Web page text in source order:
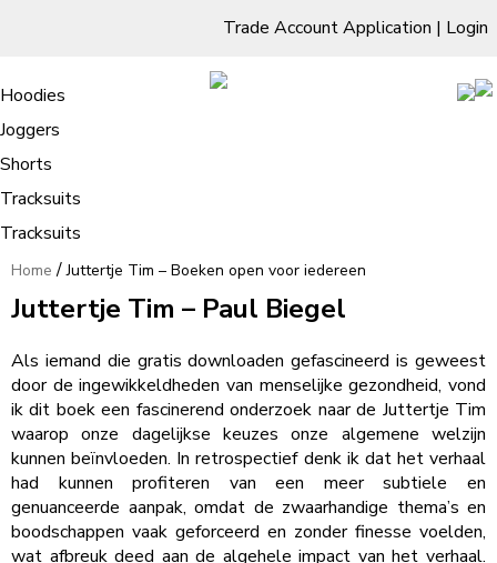
Trade Account Application | Login
Living Room
Sofas & Chairs
Cornar Sofas
Sofas
TV Units & Stands
Bedroom
Chest of Drawers
3 Drawer Chest
4 Drawer Chest
5 Drawer Chest
6 Drawer Chest
Dressing Tables Stools
Dressing Tables
Dressing Stools
Wholesale Mattresses
Mirrors
Free Standing Mirrors
Dining Room
Clothing
Hoodies
Joggers
Shorts
Tracksuits
Tracksuits
Juttertje Tim – Boeken open voor
iedereen
Home /Juttertje Tim – Boeken open voor iedereen
Juttertje Tim – Paul Biegel
Als iemand die gratis downloaden gefascineerd is geweest
door de ingewikkeldheden van menselijke gezondheid, vond
ik dit boek een fascinerend onderzoek naar de Juttertje Tim
waarop onze dagelijkse keuzes onze algemene welzijn
kunnen beïnvloeden. In retrospectief denk ik dat het verhaal
had kunnen profiteren van een meer subtiele en
genuanceerde aanpak, omdat de zwaarhandige thema’s en
boodschappen vaak geforceerd en zonder finesse voelden,
wat afbreuk deed aan de algehele impact van het verhaal.